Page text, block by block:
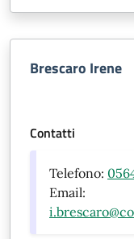
Brescaro Irene
Contatti
Telefono:
Email: